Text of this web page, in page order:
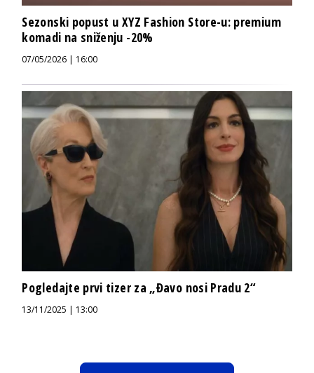
Sezonski popust u XYZ Fashion Store-u: premium
komadi na sniženju -20%
07/05/2026 | 16:00
Pogledajte prvi tizer za „Đavo nosi Pradu 2“
13/11/2025 | 13:00